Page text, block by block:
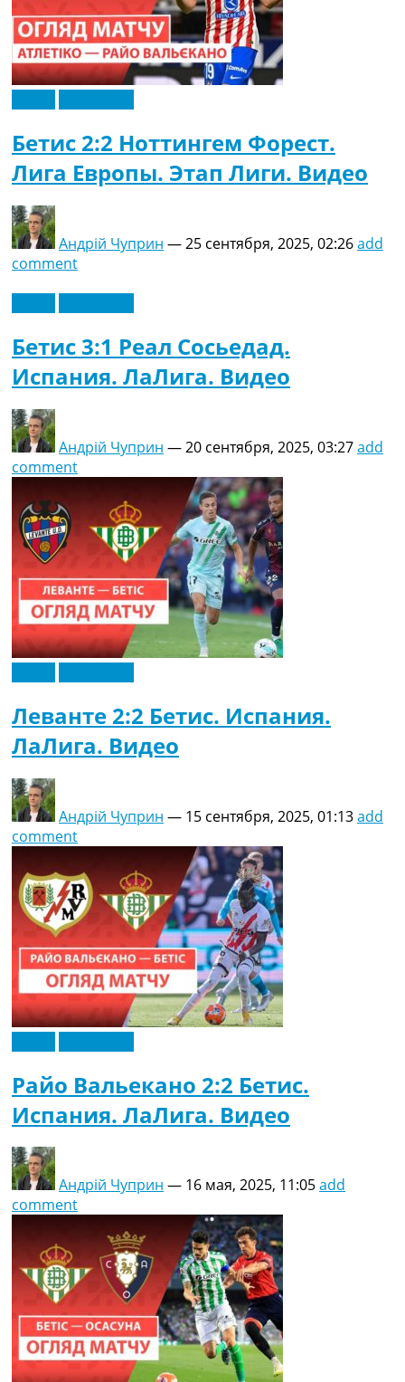
Бетис 2:2 Ноттингем Форест.
Лига Европы. Этап Лиги. Видео
Андрій Чуприн —25 сентября, 2025, 02:26add
comment
Бетис 3:1 Реал Сосьедад.
Испания. ЛаЛига. Видео
Андрій Чуприн —20 сентября, 2025, 03:27add
comment
Леванте 2:2 Бетис. Испания.
ЛаЛига. Видео
Андрій Чуприн — 15 сентября, 2025, 01:13add
comment
Райо Вальекано 2:2 Бетис.
Испания. ЛаЛига. Видео
Андрій Чуприн — 16 мая, 2025, 11:05add
comment